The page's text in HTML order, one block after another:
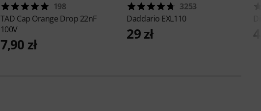
198
TAD Cap Orange Drop 22nF
100V
7,90 zł
3253
Daddario EXL110
29 zł